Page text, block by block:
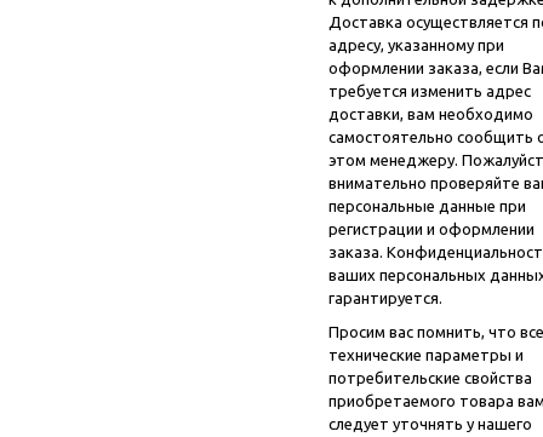
Доставка осуществляется
адресу, указанному при
оформлении заказа, если
требуется изменить адрес
доставки, вам необходимо
самостоятельно сообщить
этом менеджеру.
внимательно проверяйте
персональные данные при
регистрации и оформлении
заказа.
ваших персональных
гарантируется.
Просим вас помнить, что все
технические параметры и
потребительские свойства
приобретаемого товара
следует уточнять у нашего